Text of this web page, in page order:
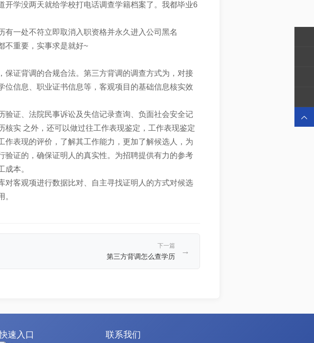
学没两天就给学校打电话调查学籍档案了。我都毕业6
一处不符立即取消入职资格并永久进入公司黑名
不重要，实事求是就好~
保证背调的合规合法。第三方背调的调查方式为，对接
信息、职业证书信息等，客观项目的基础信息核实效
证、法院民事诉讼及失信记录查询、负面社会安全记
实 之外，还可以做过往工作表现鉴定，工作表现鉴定
表现的评价，了解其工作能力，更加了解候选人，为
证的，确保证明人的真实性。为招聘提供有力的参考
本。
客观项进行数据比对、自主寻找证明人的方式对候选
。
下一篇
第三方背调怎么查学历
→
速入口 联系我们
